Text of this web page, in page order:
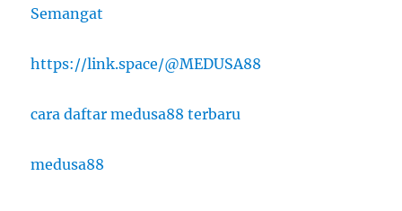
Semangat
https://link.space/@MEDUSA88
cara daftar medusa88 terbaru
medusa88